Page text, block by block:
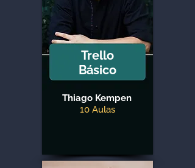
Trello
Básico
Thiago Kempen
10 Aulas